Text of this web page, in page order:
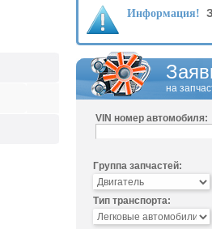
Информация!
на
VIN номер автомобиля:
Группа запчастей:
Тип транспорта: